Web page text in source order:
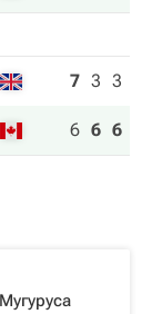
7 3 3
6 6 6